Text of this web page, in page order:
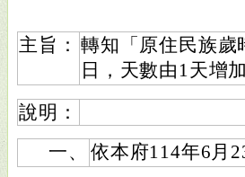
主旨： 轉知「原住民族歲
日，天數由1天增
說明：
一、
依本府114年6月